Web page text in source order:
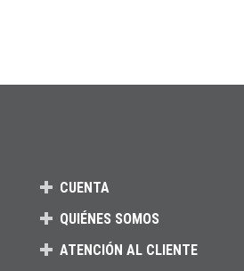
CUENTA
QUIÉNES SOMOS
ATENCIÓN AL CLIENTE